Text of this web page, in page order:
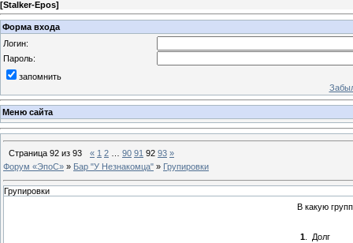
[Stalker-Epos]
Форма входа
Логин:
Пароль:
запомнить
Меню сайта
Страница 92 из 93 « 1 2 90 91 92 93 »
Форум «ЭпоС» » Бар "У Незнакомца" » Групировки
Групировки
В какую
1. Долг